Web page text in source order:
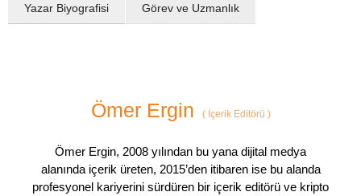
Yazar Biyografisi Görev ve Uzmanlık
Ömer Ergin (İçerik Editörü )
Ömer Ergin, 2008 yılından bu yana dijital medya
alanında içerik üreten, 2015’den itibaren ise bu alanda
profesyonel kariyerini sürdüren bir içerik editörü ve kripto